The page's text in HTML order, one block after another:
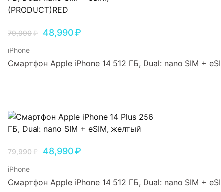
79,990₽ 48,990₽
iPhone
Смартфон Apple iPhone 14 512 ГБ, Dual: nano SIM +
79,990₽ 48,990₽
iPhone
Смартфон Apple iPhone 14 512 ГБ, Dual: nano SIM +